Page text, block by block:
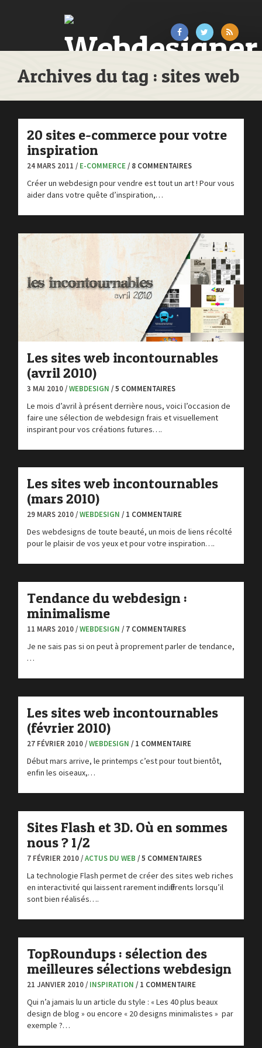
Archives du tag : sites web
20 sites e-commerce pour votre
inspiration
24 MARS 2011 / E-COMMERCE/ 8 COMMENTAIRES
Créer un webdesign pour vendre est tout un art ! Pour vous
aider dans votre quête d’inspiration,…
Les sites web incontournables
(avril 2010)
3 MAI 2010 /WEBDESIGN / 5 COMMENTAIRES
Le mois d’avril à présent derrière nous, voici l’occasion de
faire une sélection de webdesign frais et visuellement
inspirant pour vos créations futures….
Les sites web incontournables
(mars 2010)
29 MARS 2010 /WEBDESIGN / 1 COMMENTAIRE
Des webdesigns de toute beauté, un mois de liens récolté
pour le plaisir de vos yeux et pour votre inspiration….
Tendance du webdesign :
minimalisme
11 MARS 2010 /WEBDESIGN / 7 COMMENTAIRES
Je ne sais pas si on peut à proprement parler de tendance,
…
Les sites web incontournables
(février 2010)
27 FÉVRIER 2010 /WEBDESIGN / 1 COMMENTAIRE
Début mars arrive, le printemps c’est pour tout bientôt,
enfin les oiseaux,…
Sites Flash et 3D. Où en sommes
nous ? 1/2
7 FÉVRIER 2010 /ACTUS DU WEB / 5 COMMENTAIRES
La technologie Flash permet de créer des sites web riches
en interactivité qui laissent rarement indifférents lorsqu’il
sont bien réalisés….
TopRoundups : sélection des
meilleures sélections webdesign
21 JANVIER 2010 / INSPIRATION / 1 COMMENTAIRE
Qui n’a jamais lu un article du style : « Les 40 plus beaux
design de blog » ou encore « 20 designs minimalistes » par
exemple ?…